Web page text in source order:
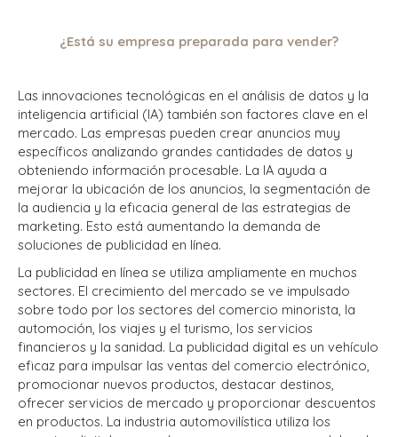
¿Está su empresa preparada para vender?
Las innovaciones tecnológicas en el análisis de datos y la
inteligencia artificial (IA) también son factores clave en el
mercado. Las empresas pueden crear anuncios muy
específicos analizando grandes cantidades de datos y
obteniendo información procesable. La IA ayuda a
mejorar la ubicación de los anuncios, la segmentación de
la audiencia y la eficacia general de las estrategias de
marketing. Esto está aumentando la demanda de
soluciones de publicidad en línea.
La publicidad en línea se utiliza ampliamente en muchos
sectores. El crecimiento del mercado se ve impulsado
sobre todo por los sectores del comercio minorista, la
automoción, los viajes y el turismo, los servicios
financieros y la sanidad. La publicidad digital es un vehículo
eficaz para impulsar las ventas del comercio electrónico,
promocionar nuevos productos, destacar destinos,
ofrecer servicios de mercado y proporcionar descuentos
en productos. La industria automovilística utiliza los